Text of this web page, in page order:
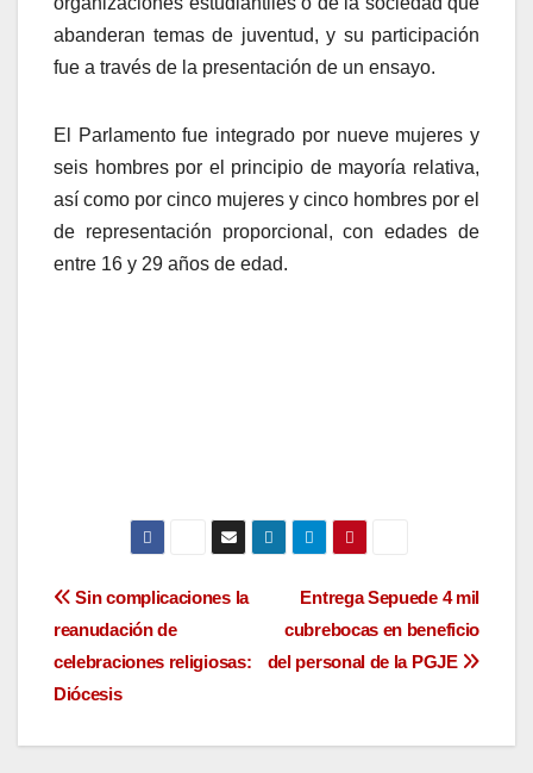
abanderan temas de juventud, y su participación
fue a través de la presentación de un ensayo.
El Parlamento fue integrado por nueve mujeres y
seis hombres por el principio de mayoría relativa,
así como por cinco mujeres y cinco hombres por el
de representación proporcional, con edades de
entre 16 y 29 años de edad.
Navegación
de
entradas
Entrega Sepuede 4 mil
cubrebocas en beneficio
del personal de la PGJE
Sin complicaciones la
reanudación de
celebraciones religiosas:
Diócesis